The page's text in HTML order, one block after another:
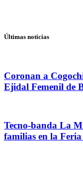
Últimas noticias
Coronan a
Ejidal Femenil de
Tecno-banda La
familias en la